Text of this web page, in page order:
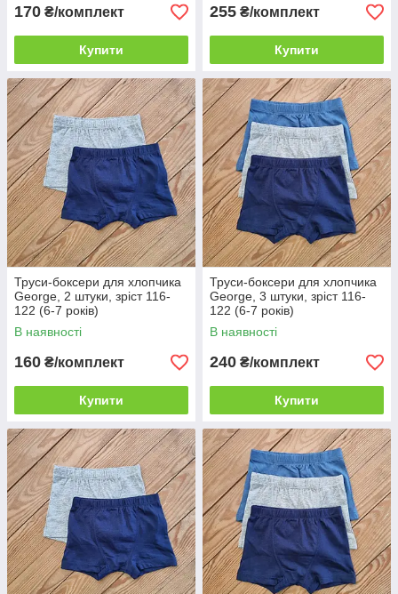
170 ₴/комплект
Купити
255 ₴/комплект
Купити
Труси-боксери для хлопчика
George, 2 штуки, зріст 116-
122 (6-7 років)
В наявності
160 ₴/комплект
Купити
Труси-боксери для хлопчика
George, 3 штуки, зріст 116-
122 (6-7 років)
В наявності
240 ₴/комплект
Купити